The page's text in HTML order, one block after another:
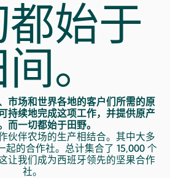
始于
。
市场和世界各地的客户们所需的原
持续地完成这项工作，并提供原产
而一切都始于田野。
伙伴农场的生产相结合。其中大多
起的合作社。总计集合了 15,000 个
让我们成为西班牙领先的坚果合作
社。